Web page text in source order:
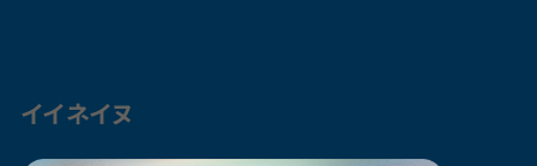
イイネイヌ